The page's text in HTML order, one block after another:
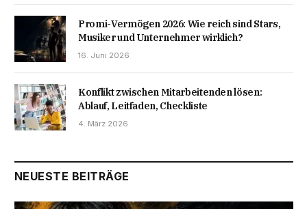
Promi-Vermögen 2026: Wie reich sind Stars,
Musiker und Unternehmer wirklich?
16. Juni 2026
Konflikt zwischen Mitarbeitenden lösen:
Ablauf, Leitfaden, Checkliste
4. März 2026
NEUESTE BEITRÄGE